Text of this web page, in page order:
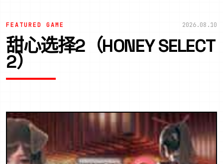
FEATURED GAME 2026.08.10
甜心选择2（HONEY SELECT
2）